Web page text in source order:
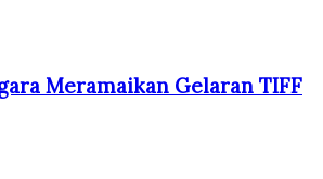
Meramaikan Gelaran TIFF